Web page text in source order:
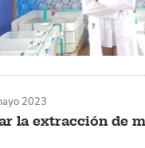
la extracción de
2023